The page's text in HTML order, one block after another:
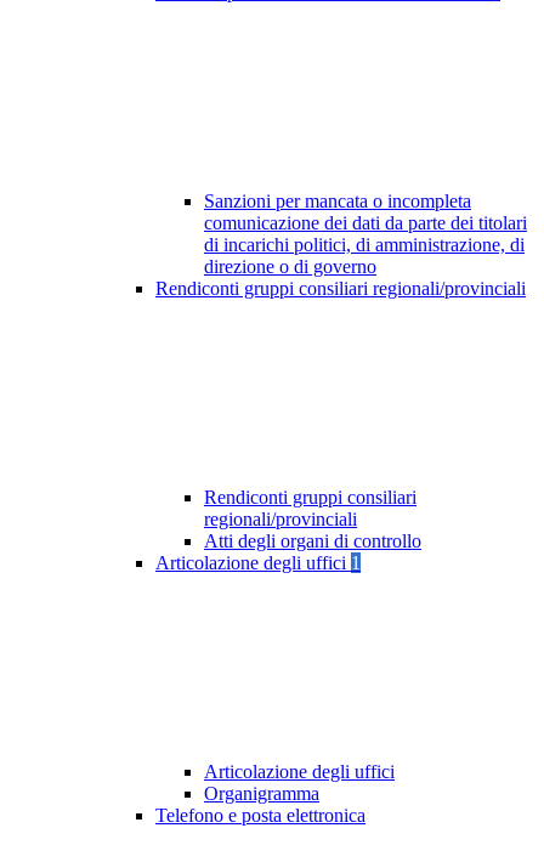
Sanzioni per mancata o incompleta
comunicazione dei dati da parte dei titolari
di incarichi politici, di amministrazione, di
direzione o di governo
Rendiconti gruppi consiliari regionali/provinciali
Rendiconti gruppi consiliari
regionali/provinciali
Atti degli organi di controllo
Articolazione degli uffici 1
Articolazione degli uffici
Organigramma
Telefono e posta elettronica